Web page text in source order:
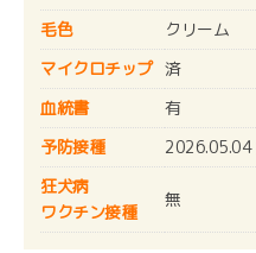
毛色
クリーム
マイクロチップ 済
血統書
有
予防接種
2026.05.04
狂犬病
ワクチン接種
無